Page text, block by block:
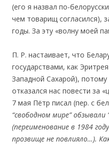
(его я назвал по-
чем товарищ согласился),
годы. За эту «волну моей
П. Р. настаивает, что
государствами, как
Западной Сахарой),
отказался нас повести за
7 мая Пётр писал (пер. с
“свободном мире”обзывали
(переименование в 1984
прозвище не повлияло…).